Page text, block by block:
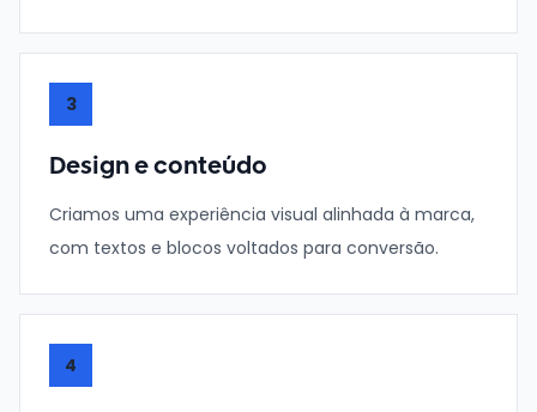
3
Design e conteúdo
Criamos uma experiência visual alinhada à marca,
com textos e blocos voltados para conversão.
4